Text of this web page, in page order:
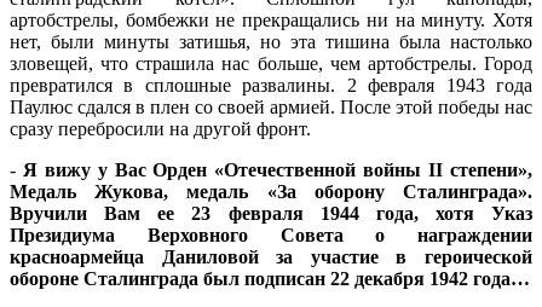
артобстрелы, бомбежки не прекращались ни на минуту. Хотя
нет, были минуты затишья, но эта тишина была настолько
зловещей, что страшила нас больше, чем артобстрелы. Город
превратился в сплошные развалины. 2 февраля 1943 года
Паулюс сдался в плен со своей армией. После этой победы нас
сразу перебросили на другой фронт.
- Я вижу у Вас Орден «Отечественной войныII степени»,
Медаль Жукова, медаль «За оборону Сталинграда».
Вручили Вам ее 23 февраля 1944 года, хотя Указ
Президиума Верховного Совета о награждении
красноармейца Даниловой за участие в героической
обороне Сталинграда был подписан 22 декабря 1942 года…